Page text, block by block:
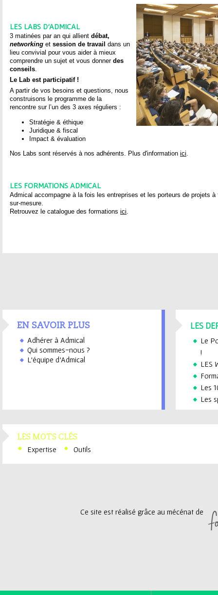
LES LABS D’ADMICAL
3 matinées par an qui allient débat,
networking et session de travail dans un
lieu convivial pour vous aider à mieux
comprendre un sujet et vous donner des
conseils.
Le Lab est participatif !
A partir de vos besoins et questions, nous
construisons le programme de la
rencontre sur l’un des 3 axes réguliers :
Stratégie & éthique
Juridique & fiscal
Impact & évaluation
Nos Labs sont réservés à nos adhérents. Plus d'information ici.
LES FORMATIONS ADMICAL
Admical accompagne à la fois les entreprises et les porteurs de projets
sur-mesure.
Retrouvez le catalogue des formations ici.
EN SAVOIR PLUS
Adhérer à Admical
Qui sommes-nous ?
L'équipe d'Admical
LES
Le
!
LES
Les
Les
LES MOTS CLÉS
Expertise Outils
Ce site est réalisé grâce au mécénat de